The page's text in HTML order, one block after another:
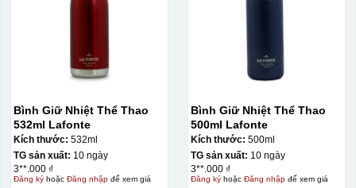
Chén sau khi được dán xong (chưa nung)
Bình Giữ Nhiệt Thể Thao
532ml Lafonte
Kích thước: 532ml
TG sản xuất: 10 ngày
3**.000 ₫
Đăng kýhoặc Đăng nhậpđể xem giá
Bình Giữ Nhiệt Thể Thao
500ml Lafonte
Kích thước: 500ml
TG sản xuất: 10 ngày
3**.000 ₫
Đăng kýhoặc Đăng nhậpđể xem giá